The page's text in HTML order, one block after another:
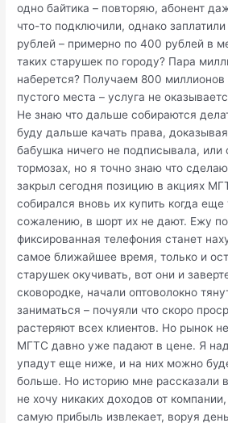
одно байтика – повторяю, абонент
что-то подключили, однако
рублей – примерно по 400 рублей в
таких старушек по городу? Пара
наберется? Получаем 800
пустого места – услуга не
Не знаю что дальше собираются
буду дальше качать права,
бабушка ничего не подписывала, или
тормозах, но я точно знаю что
закрыл сегодня позицию в акциях
собирался вновь их купить когда еще
сожалению, в шорт их не дают. Ежу
фиксированная телефония станет
самое ближайшее время, только и
старушек окучивать, вот они и
сковородке, начали оптоволокно
заниматься – почуяли что скоро
растеряют всех клиентов. Но рынок
МГТС давно уже падают в цене. Я
упадут еще ниже, и на них можно
больше. Но историю мне рассказали
не хочу никаких доходов от
самую прибыль извлекает, воруя